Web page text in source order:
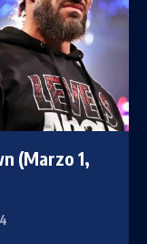
(Marzo 1,